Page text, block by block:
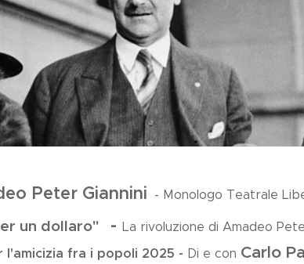
Peter Giannini - Monologo Teatrale
un dollaro" - La rivoluzione di Amadeo
l'amicizia fra i popoli 2025 - Di e con Carlo